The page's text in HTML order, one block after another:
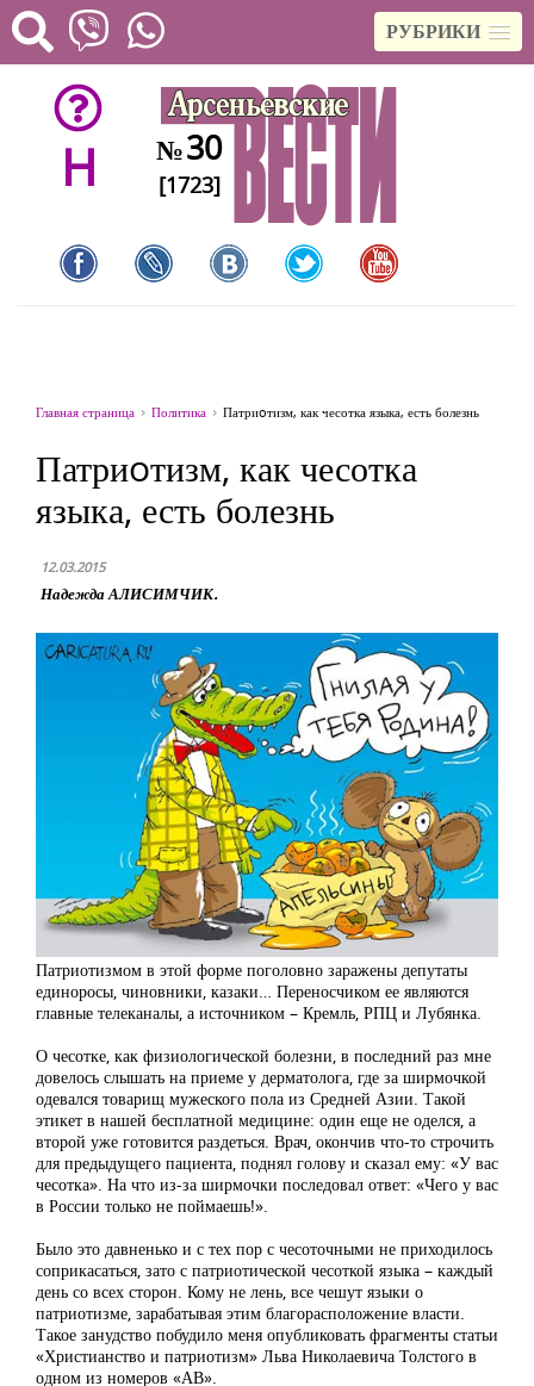
РУБРИКИ
H №30
[1723]
Главная страница Политика Патриoтизм, как чесотка языка, есть болезнь
Патриoтизм, как чесотка
языка, есть болезнь
12.03.2015
Надежда АЛИСИМЧИК.
Патриотизмом в этой форме поголовно заражены депутаты
единоросы, чиновники, казаки… Переносчиком ее являются
главные телеканалы, а источником – Кремль, РПЦ и Лубянка.
О чесотке, как физиологической болезни, в последний раз мне
довелось слышать на приеме у дерматолога, где за ширмочкой
одевался товарищ мужеского пола из Средней Азии. Такой
этикет в нашей бесплатной медицине: один еще не оделся, а
второй уже готовится раздеться. Врач, окончив что-то строчить
для предыдущего пациента, поднял голову и сказал ему: «У вас
чесотка». На что из-за ширмочки последовал ответ: «Чего у вас
в России только не поймаешь!».
Было это давненько и с тех пор с чесоточными не приходилось
соприкасаться, зато с патриотической чесоткой языка – каждый
день со всех сторон. Кому не лень, все чешут языки о
патриотизме, зарабатывая этим благорасположение власти.
Такое занудство побудило меня опубликовать фрагменты статьи
«Христианство и патриотизм» Льва Николаевича Толстого в
одном из номеров «АВ».